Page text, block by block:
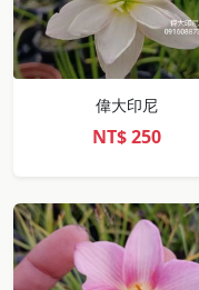
偉大印尼
NT$250